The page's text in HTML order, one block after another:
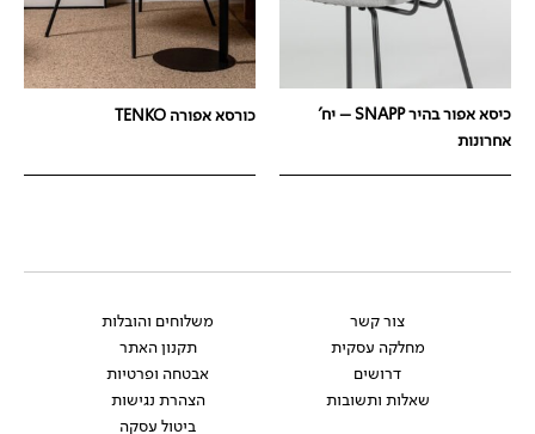
כיסא אפור בהיר SNAPP – יח'
אחרונות
כורסא אפורה TENKO
צור קשר
מחלקה עסקית
דרושים
שאלות ותשובות
משלוחים והובלות
תקנון האתר
אבטחה ופרטיות
הצהרת נגישות
ביטול עסקה